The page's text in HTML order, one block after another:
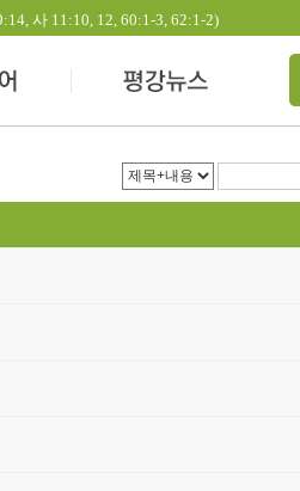
사 11:10, 12, 60:1-3, 62:1-2)